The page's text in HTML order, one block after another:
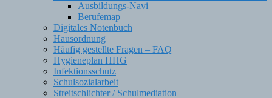
Ausbildungs-Navi
Berufemap
Digitales Notenbuch
Hausordnung
Häufig gestellte Fragen – FAQ
Hygieneplan HHG
Infektionsschutz
Schulsozialarbeit
Streitschlichter / Schulmediation